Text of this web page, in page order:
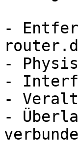
-
-
-
-
-